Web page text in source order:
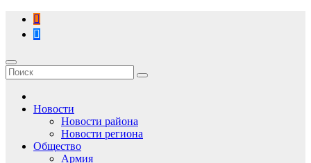
Перейти
содержимому
Новости
Новости района
Новости региона
Общество
Армия